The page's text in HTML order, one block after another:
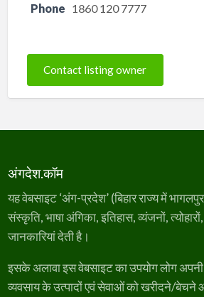
Phone 1860 120 7777
Contact listing owner
अंगदेश.कॉम
यह वेबसाइट ‘अंग-प्रदेश’ (बिहार राज्य में
संस्कृति, भाषा अंगिका, इतिहास, व्यंजनों,
जानकारियां देती है।
इसके अलावा इस वेबसाइट का उपयोग लोग
व्यवसाय के उत्पादों एवं सेवाओं को खरीदने/बेचने